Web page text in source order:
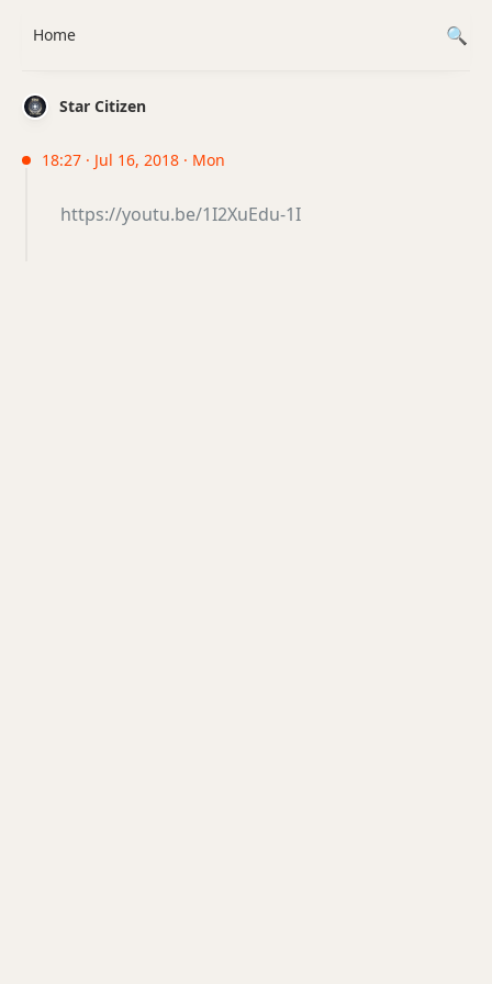
Star Citizen
18:27 · Jul 16, 2018 · Mon
https://youtu.be/1I2XuEdu-1I
Home